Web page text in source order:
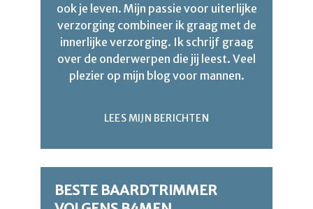
ook je leven. Mijn passie voor uiterlijke
verzorging combineer ik graag met de
innerlijke verzorging. Ik schrijf graag
over de onderwerpen die jij leest. Veel
plezier op mijn blog voor mannen.
LEES MIJN BERICHTEN
BESTE BAARDTRIMMER